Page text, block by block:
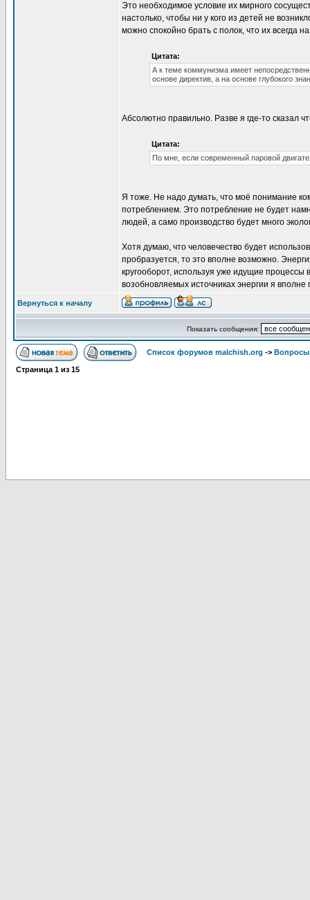
Это необходимое условие их мирного
настолько, чтобы ни у кого из детей не
можно спокойно брать с полок, что их всегда на
Цитата:
А к теме коммунизма имеет
основе директив, а на основе глубокого
Абсолютно правильно. Разве я где-то сказал
Цитата:
По мне, если современный паровой
Я тоже. Не надо думать, что моё понимание
потреблением. Это потребление не будет
людей, а само производство будет много
Хотя думаю, что человечество будет
пробразуется, то это вполне возможно.
кругооборот, используя уже идущие
возобновляемых источниках энергии я
Вернуться к началу
Показать сообщения:
Список форумов malchish.org -> Вопросы
Страница 1 из 15